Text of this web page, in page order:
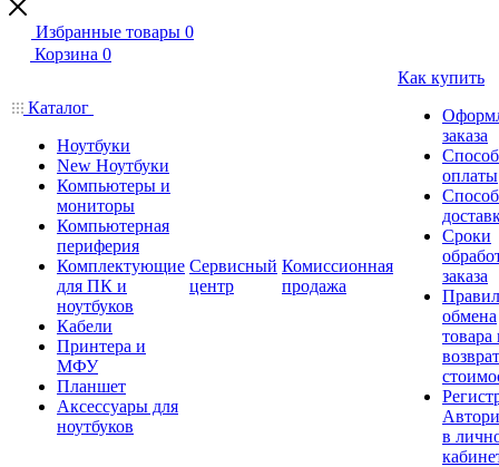
Избранные товары 0
Корзина 0
Каталог
Ноутбуки
New Ноутбуки
Компьютеры и
мониторы
Компьютерная
периферия
Комплектующие
для ПК и
ноутбуков
Кабели
Принтера и
МФУ
Планшет
Аксессуары для
ноутбуков
Сервисный
центр
Комиссионная
продажа
Как купить
заказа
оплаты
Сроки
заказа
обмена
товара
в